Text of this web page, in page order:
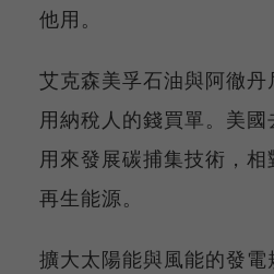
他用。
艾克森美孚石油與阿徹
用納稅人的錢買單。美
用來發展碳捕集技術，
再生能源。
擴大太陽能與風能的發